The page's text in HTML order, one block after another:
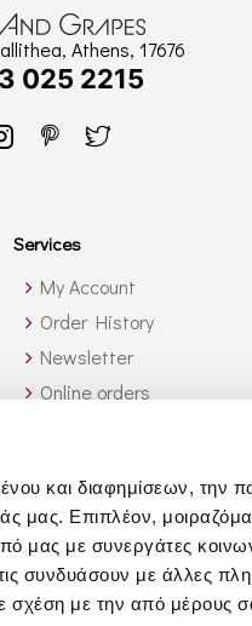
και διαφημίσεων, την
μας. Επιπλέον,
μας με συνεργάτες
συνδυάσουν με άλλες
σχέση με την από μέρους
Athens, 17676
025 2215
Services
My Account
Order History
Newsletter
Online orders
Affiliates
Yacht Services
Business Gifts